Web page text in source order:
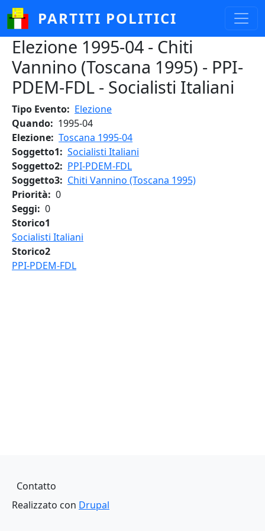
Salta al contenuto principale
PARTITI POLITICI
Elezione 1995-04 - Chiti
Vannino (Toscana 1995) - PPI-
PDEM-FDL - Socialisti Italiani
Tipo Evento
Elezione
Quando
1995-04
Elezione Toscana 1995-04
Soggetto1
Socialisti Italiani
Soggetto2
PPI-PDEM-FDL
Soggetto3
Chiti Vannino (Toscana 1995)
Priorità
0
Seggi
0
Storico1
Socialisti Italiani
Storico2
PPI-PDEM-FDL
Piè di pagina
Contatto
Realizzato con Drupal